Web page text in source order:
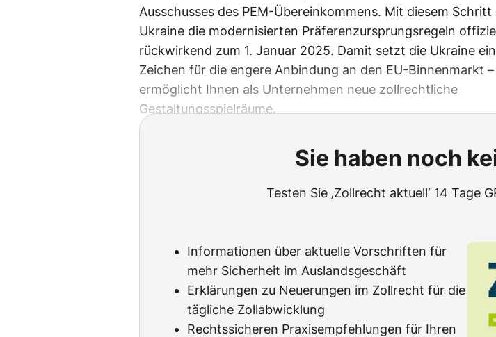
Ausschusses des PEM-Übereinkommens. Mit diesem
Ukraine die modernisierten Präferenzursprungsregeln
rückwirkend zum 1. Januar 2025. Damit setzt die Ukraine
Zeichen für die engere Anbindung an den EU-Binnenmarkt
ermöglicht Ihnen als Unternehmen neue zollrechtliche
Gestaltungsspielräume.
Sie haben noch
Testen Sie ‚Zollrecht aktuell‘ 14 Tage
Informationen über aktuelle Vorschriften für
mehr Sicherheit im Auslandsgeschäft
Erklärungen zu Neuerungen im Zollrecht für die
tägliche Zollabwicklung
Rechtssicheren Praxisempfehlungen für Ihren